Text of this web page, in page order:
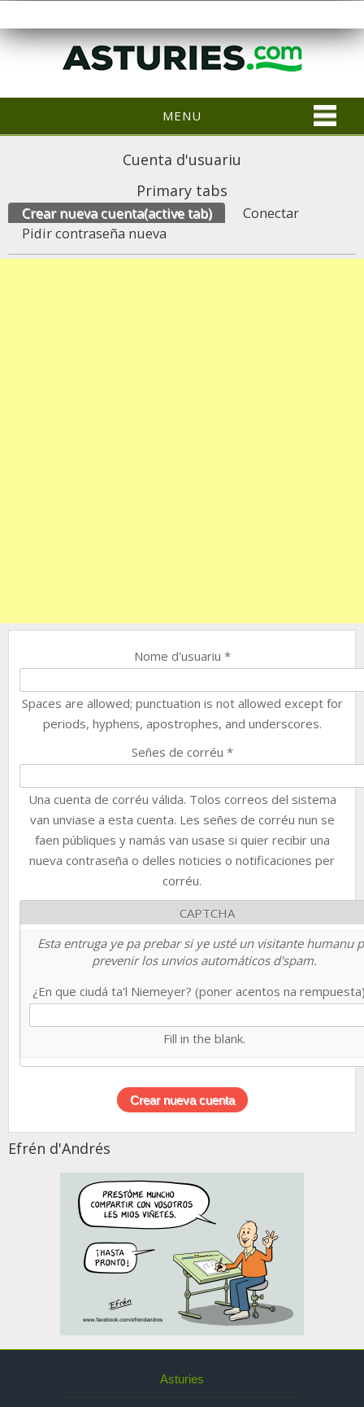
MENU
Cuenta d'usuariu
Primary tabs
Crear nueva cuenta(active tab)
Conectar
Pidir contraseña nueva
Nome d'usuariu *
Spaces are allowed; punctuation is not allowed except for
periods, hyphens, apostrophes, and underscores.
Señes de corréu *
Una cuenta de corréu válida. Tolos correos del sistema
van unviase a esta cuenta. Les señes de corréu nun se
faen públiques y namás van usase si quier recibir una
nueva contraseña o delles noticies o notificaciones per
corréu.
CAPTCHA
Esta entruga ye pa prebar si ye usté un visitante humanu
prevenir los unvios automáticos d'spam.
¿En que ciudá ta'l Niemeyer? (poner acentos na
Fill in the blank.
Efrén d'Andrés
Asturies